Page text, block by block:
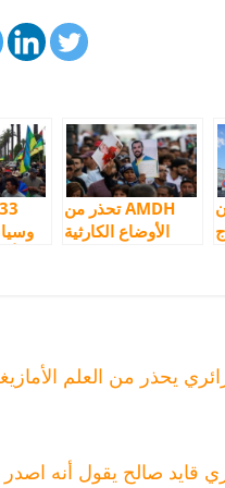
AMDH تحذر من
الأوضاع الكارثية
يحذر من العلم
قايد صالح يقول أنه اصدر